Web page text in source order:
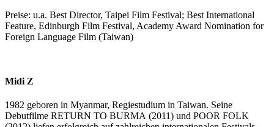
Preise: u.a. Best Director, Taipei Film Festival; Best International
Feature, Edinburgh Film Festival, Academy Award Nomination for
Foreign Language Film (Taiwan)
Midi Z
1982 geboren in Myanmar, Regiestudium in Taiwan. Seine
Debutfilme RETURN TO BURMA (2011) und POOR FOLK